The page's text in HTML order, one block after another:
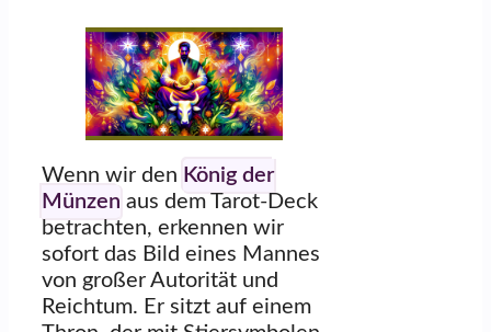
Wenn wir den König der
Münzen aus dem Tarot-Deck
betrachten, erkennen wir
sofort das Bild eines Mannes
von großer Autorität und
Reichtum. Er sitzt auf einem